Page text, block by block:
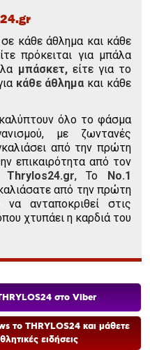
σε κάθε άθλημα και κάθε
πρόκειται για μπάλα
μπάσκετ,είτε για το
κάθε άθλημα και κάθε
όλο το φάσμα
με ζωντανές
από την πρώτη
επικαιρότητα από τον
Thrylos24.gr, Το Νο.1
από την πρώτη
ανταποκριθεί στις
χτυπάει η καρδιά του
στο Viber
το THRYLOS24 και μάθετε
ειδήσεις